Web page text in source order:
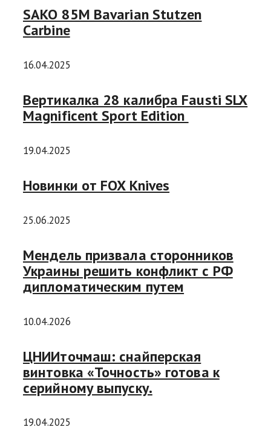
SAKO 85M Bavarian Stutzen
Carbine
16.04.2025
Вертикалка 28 калибра Fausti SLX
Magnificent Sport Edition
19.04.2025
Новинки от FOX Knives
25.06.2025
Мендель призвала сторонников
Украины решить конфликт с РФ
дипломатическим путем
10.04.2026
ЦНИИточмаш: снайперская
винтовка «Точность» готова к
серийному выпуску.
19.04.2025